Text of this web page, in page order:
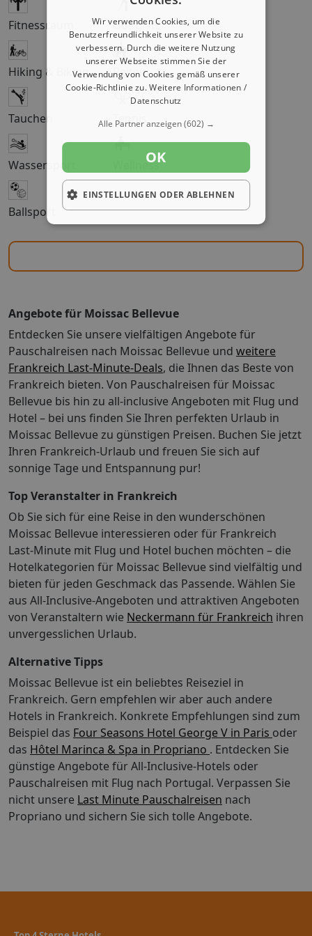
Fitnessraum Golfplatz
Hiking & Biking Reiten
Tauchen Tennis
Wassersport Wellness
Ballsport
Angebote für Moissac Bellevue
Entdecken Sie unsere vielfältigen Angebote für
Pauschalreisen nach Moissac Bellevue und weitere
Frankreich Last-Minute-Deals, die Ihnen das Beste von
Frankreich bieten. Von Pauschalreisen für Moissac
Bellevue bis hin zu all-inclusive Angeboten mit Flug und
Hotel – bei uns finden Sie Ihren perfekten Urlaub in
Moissac Bellevue zu günstigen Preisen. Buchen Sie jetzt
Ihren Frankreich-Urlaub und freuen Sie sich auf
sonnige Tage und Entspannung pur!
Top Veranstalter in Frankreich
Ob Sie sich für eine Reise in den wunderschönen
Moissac Bellevue interessieren oder für Frankreich
Last-Minute mit Flug und Hotel buchen möchten – die
Hotelkategorien für Moissac Bellevue sind vielfältig und
bieten für jeden Geschmack das Passende. Wählen Sie
aus All-Inclusive-Angeboten und attraktiven Angeboten
von Veranstaltern wie Neckermann für Frankreich ihren
unvergesslichen Urlaub.
Alternative Tipps
Moissac Bellevue ist ein beliebtes Reiseziel in
Frankreich. Gern empfehlen wir aber auch andere
Hotels in Frankreich. Konkrete Empfehlungen sind zum
Beispiel das Four Seasons Hotel George V in Paris oder
das Hôtel Marinca & Spa in Propriano . Entdecken Sie
günstige Angebote für All-Inclusive-Hotels oder
Pauschalreisen mit Flug nach Portugal. Verpassen Sie
nicht unsere Last Minute Pauschalreisen nach
Propriano und sichern Sie sich tolle Angebote.
Wir verwenden Cookies, um die
Benutzerfreundlichkeit unserer Website zu
verbessern. Durch die weitere Nutzung
unserer Webseite stimmen Sie der
Verwendung von Cookies gemäß unserer
Cookie-Richtlinie zu.Weitere Informationen /
Datenschutz
Alle Partner anzeigen(602) →
OK
EINSTELLUNGEN ODER ABLEHNEN